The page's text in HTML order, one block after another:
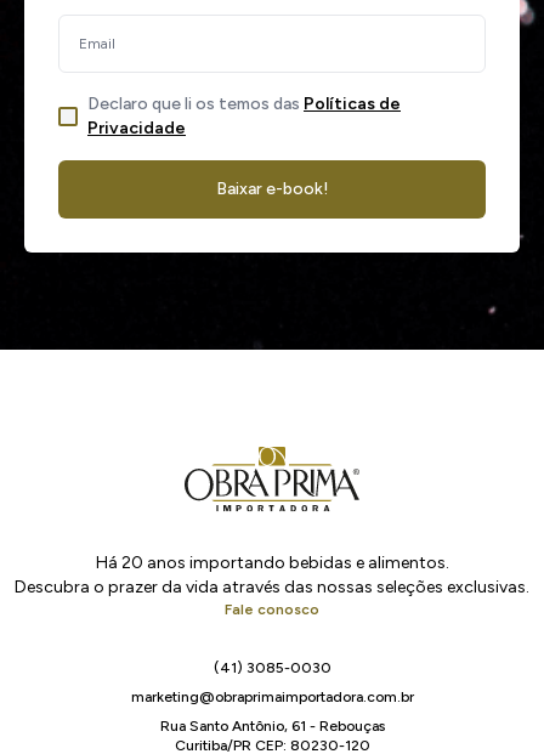
Declaro que li os temos das Políticas de
Privacidade
Baixar e-book!
Há 20 anos importando bebidas e alimentos.
Descubra o prazer da vida através das nossas seleções exclusivas.
Fale conosco
(41) 3085-0030
marketing@obraprimaimportadora.com.br
Rua Santo Antônio, 61 - Rebouças
Curitiba/PR CEP: 80230-120